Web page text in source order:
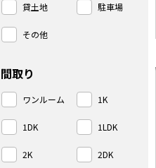
貸土地 駐車場
その他
間取り
ワンルーム 1K
1DK 1LDK
2K 2DK